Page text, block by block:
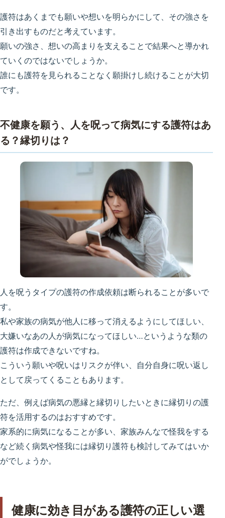
護符はあくまでも願いや想いを明らかにして、その強さを
引き出すものだと考えています。
願いの強さ、想いの高まりを支えることで結果へと導かれ
ていくのではないでしょうか。
誰にも護符を見られることなく願掛けし続けることが大切
です。
不健康を願う、人を呪って病気にする護符はあ
る？縁切りは？
人を呪うタイプの護符の作成依頼は断られることが多いで
す。
私や家族の病気が他人に移って消えるようにしてほしい、
大嫌いなあの人が病気になってほしい…というような類の
護符は作成できないですね。
こういう願いや呪いはリスクが伴い、自分自身に呪い返し
として戻ってくることもあります。
ただ、例えば病気の悪縁と縁切りしたいときに縁切りの護
符を活用するのはおすすめです。
家系的に病気になることが多い、家族みんなで怪我をする
など続く病気や怪我には縁切り護符も検討してみてはいか
がでしょうか。
健康に効き目がある護符の正しい選